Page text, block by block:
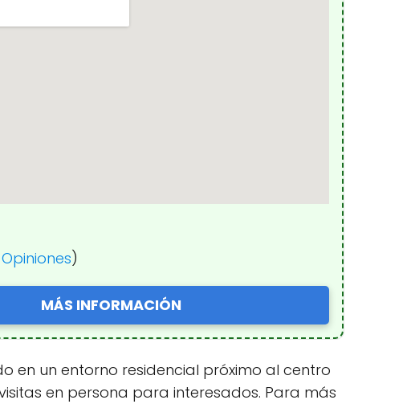
)
MÁS INFORMACIÓN
en un entorno residencial próximo al centro
en persona para interesados. Para más